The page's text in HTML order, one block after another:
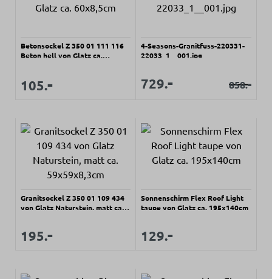
Betonsockel Z 350 01 111 116
Beton hell von Glatz ca.
Regulärer Preis:
Verkaufspreis:
105.-
4-Seasons-Granitfuss-220331-
22033_1__001.jpg
Verkaufspreis:
729.- Regulärer
858.-
Granitsockel Z 350 01 109 434
von Glatz Naturstein, matt ca.
Regulärer Preis:
Verkaufspreis:
195.-
Sonnenschirm Flex Roof Light
taupe von Glatz ca. 195x140cm
Verkaufspreis:
129.-